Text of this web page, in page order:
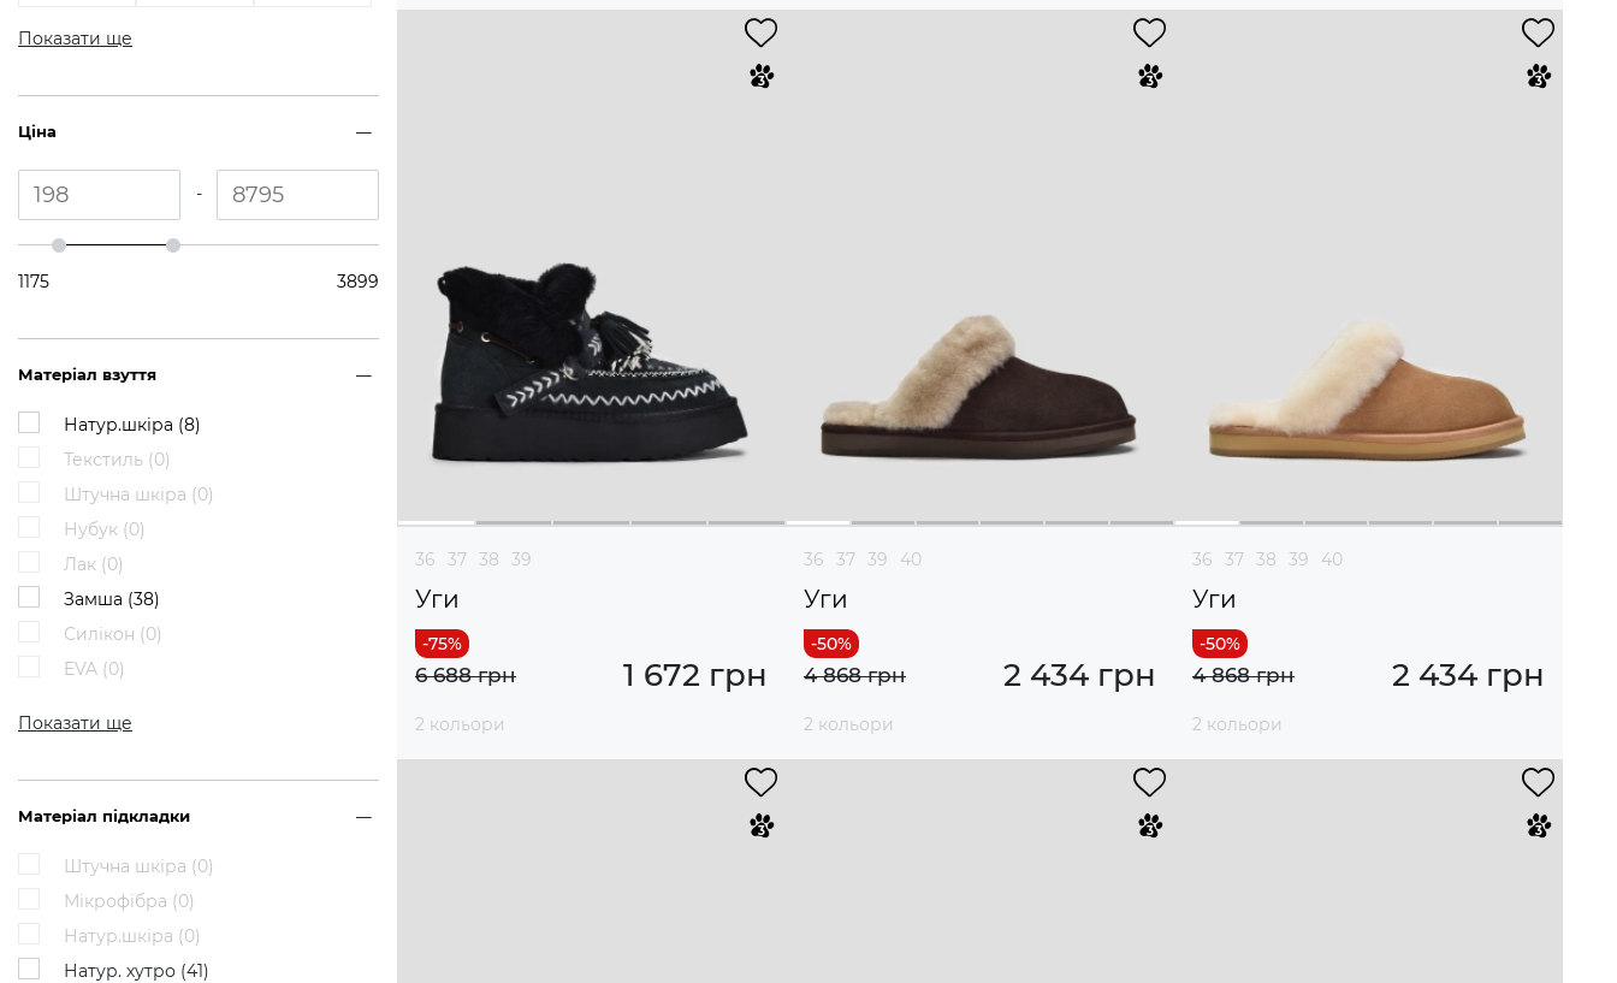
Показати ще
Ціна
-
1175 3899
Матеріал взуття
Натур.шкіра (8)
Текстиль (0)
Штучна шкіра (0)
Нубук (0)
Лак (0)
Замша (38)
Силікон (0)
EVA (0)
Показати ще
Матеріал підкладки
Штучна шкіра (0)
Мікрофібра (0)
Натур.шкіра (0)
Натур. хутро (41)
36 37 38 39
Уги
1 672 грн
6 688 грн
2 кольори
36 37 39 40
Уги
2 434 грн
4 868 грн
2 кольори
36 37 38 39 40
Уги
2 434 грн
4 868 грн
2 кольори